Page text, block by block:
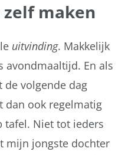
maken
uitvinding. Makkelijk
avondmaaltijd. En als
volgende dag
dan ook regelmatig
tafel. Niet tot ieders
mijn jongste dochter